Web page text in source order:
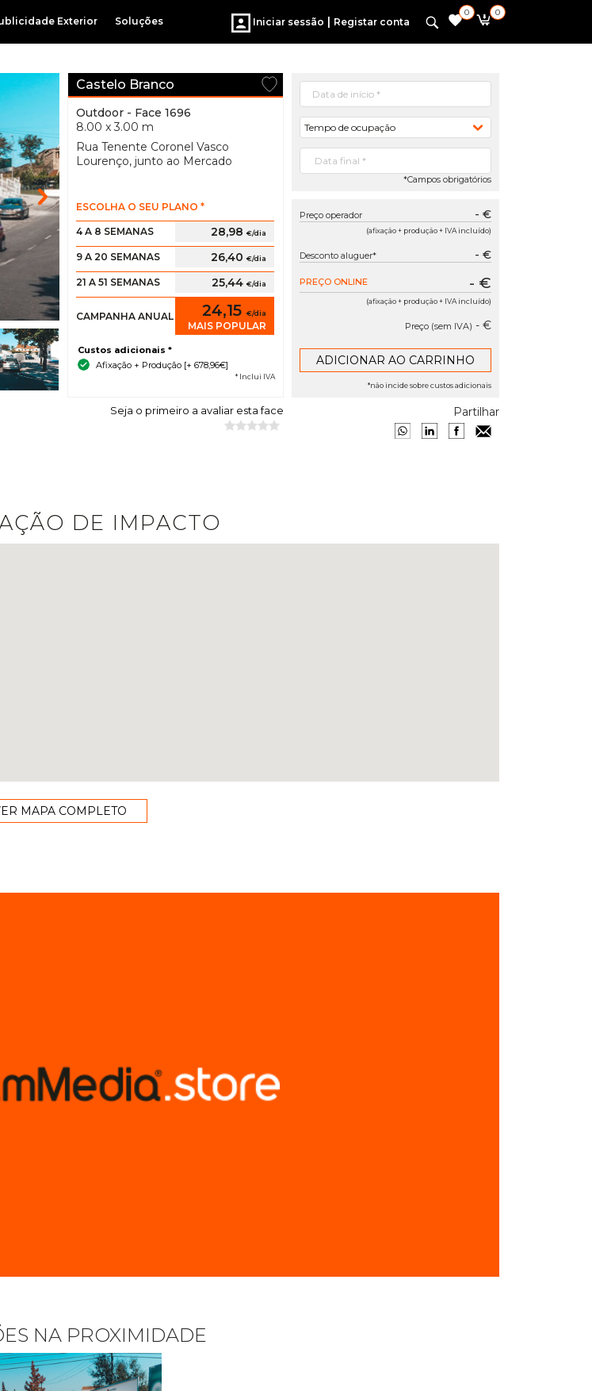
Exterior Soluções Iniciar sessão | Registar conta
0 0
Castelo Branco
Outdoor - Face 1696
8.00 x 3.00 m
Rua Tenente Coronel Vasco
Lourenço, junto ao Mercado
ESCOLHA O SEU PLANO *
4 A 8 SEMANAS 28,98 €/dia
9 A 20 SEMANAS 26,40 €/dia
21 A 51 SEMANAS 25,44 €/dia
CAMPANHA ANUAL 24,15 €/dia
MAIS POPULAR
Custos adicionais *
Afixação + Produção [+ 678,96€]
* Inclui IVA
Tempo de ocupação
*Campos obrigatórios
Preço operador - €
(afixação + produção + IVA incluído)
Desconto aluguer* - €
PREÇO ONLINE - €
(afixação + produção + IVA incluído)
Preço (sem IVA) - €
*não incide sobre custos adicionais
Seja o primeiro a avaliar esta face Partilhar
DE IMPACTO
MAPA COMPLETO
NA PROXIMIDADE